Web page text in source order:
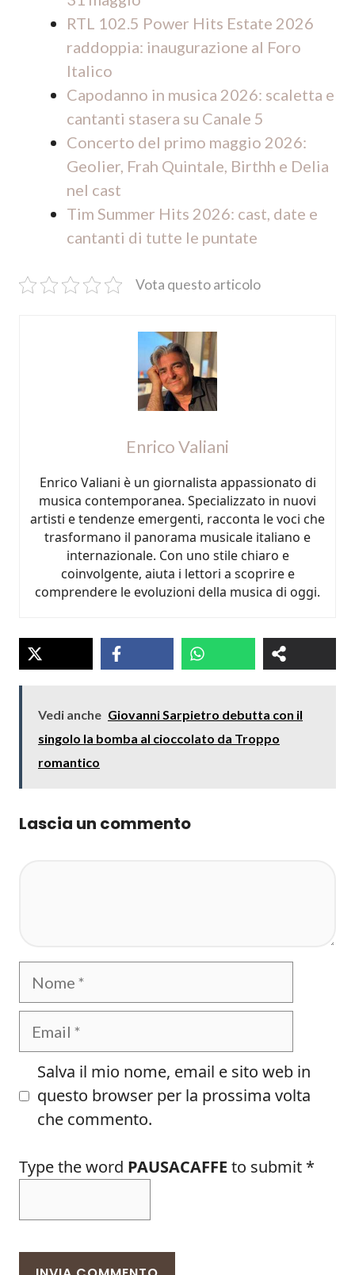
RTL 102.5 Power Hits Estate 2026
raddoppia: inaugurazione al Foro
Italico
Capodanno in musica 2026: scaletta e
cantanti stasera su Canale 5
Concerto del primo maggio 2026:
Geolier, Frah Quintale, Birthh e Delia
nel cast
Tim Summer Hits 2026: cast, date e
cantanti di tutte le puntate
Vota questo articolo
Enrico Valiani
Enrico Valiani è un giornalista appassionato di
musica contemporanea. Specializzato in nuovi
artisti e tendenze emergenti, racconta le voci che
trasformano il panorama musicale italiano e
internazionale. Con uno stile chiaro e
coinvolgente, aiuta i lettori a scoprire e
comprendere le evoluzioni della musica di oggi.
Vedi anche Giovanni Sarpietro debutta con il
singolo la bomba al cioccolato da Troppo
romantico
Lascia un commento
Nome
Email
Salva il mio nome, email e sito web in
questo browser per la prossima volta
che commento.
Type the word PAUSACAFFE to submit *